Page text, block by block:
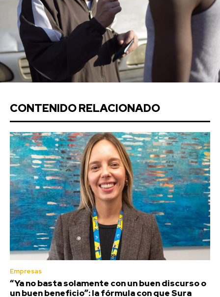
CONTENIDO RELACIONADO
Empresas
“Ya no basta solamente con un buen discurso o
un buen beneficio”: la fórmula con que Sura